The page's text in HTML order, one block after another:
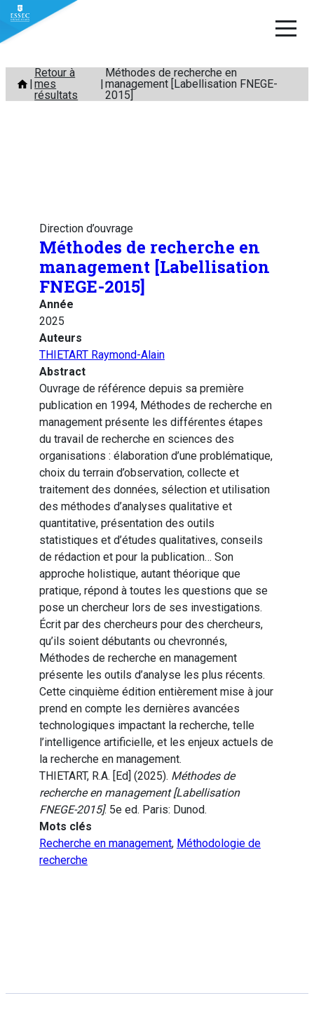
Aller
contenu
Retour à
mes
résultats
Méthodes de recherche en
management [Labellisation FNEGE-
2015]
Direction d’ouvrage
Méthodes de recherche en
management [Labellisation
FNEGE-2015]
Année
2025
Auteurs
THIETART Raymond-Alain
Abstract
Ouvrage de référence depuis sa première
publication en 1994, Méthodes de recherche en
management présente les différentes étapes
du travail de recherche en sciences des
organisations : élaboration d’une problématique,
choix du terrain d’observation, collecte et
traitement des données, sélection et utilisation
des méthodes d’analyses qualitative et
quantitative, présentation des outils
statistiques et d’études qualitatives, conseils
de rédaction et pour la publication… Son
approche holistique, autant théorique que
pratique, répond à toutes les questions que se
pose un chercheur lors de ses investigations.
Écrit par des chercheurs pour des chercheurs,
qu’ils soient débutants ou chevronnés,
Méthodes de recherche en management
présente les outils d’analyse les plus récents.
Cette cinquième édition entièrement mise à jour
prend en compte les dernières avancées
technologiques impactant la recherche, telle
l’intelligence artificielle, et les enjeux actuels de
la recherche en management.
THIETART, R.A. [Ed] (2025). Méthodes de
recherche en management [Labellisation
FNEGE-2015]. 5e ed. Paris: Dunod.
Mots clés
Recherche en management, Méthodologie de
recherche